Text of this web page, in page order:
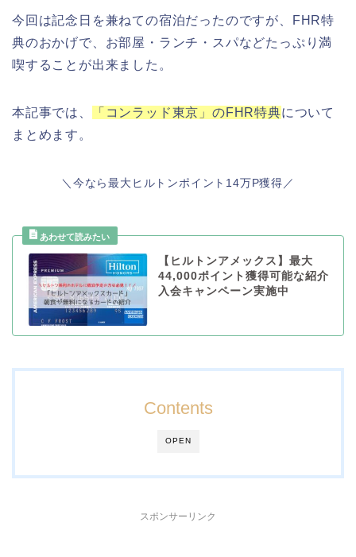
今回は記念日を兼ねての宿泊だったのですが、FHR特
典のおかげで、お部屋・ランチ・スパなどたっぷり満
喫することが出来ました。
本記事では、 「コンラッド東京」のFHR特典について
まとめます。
＼今なら最大ヒルトンポイント14万P獲得／
【ヒルトンアメックス】最大
44,000ポイント獲得可能な紹介
入会キャンペーン実施中
OPEN
Contents
スポンサーリンク